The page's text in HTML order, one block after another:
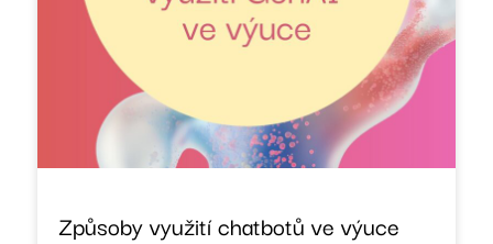
Způsoby využití chatbotů ve výuce